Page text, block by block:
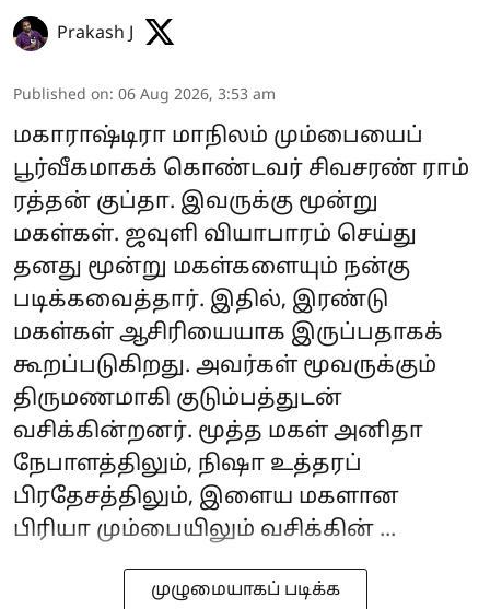
Prakash J
Published on: 06 Aug 2026, 3:53 am
மகாராஷ்டிரா மாநிலம் மும்பையைப்
பூர்வீகமாகக் கொண்டவர் சிவசரண் ராம்
ரத்தன் குப்தா. இவருக்கு மூன்று
மகள்கள். ஜவுளி வியாபாரம் செய்து
தனது மூன்று மகள்களையும் நன்கு
படிக்கவைத்தார். இதில், இரண்டு
மகள்கள் ஆசிரியையாக இருப்பதாகக்
கூறப்படுகிறது. அவர்கள் மூவருக்கும்
திருமணமாகி குடும்பத்துடன்
வசிக்கின்றனர். மூத்த மகள் அனிதா
நேபாளத்திலும், நிஷா உத்தரப்
பிரதேசத்திலும், இளைய மகளான
பிரியா மும்பையிலும் வசிக்கின் ...
முழுமையாகப் படிக்க